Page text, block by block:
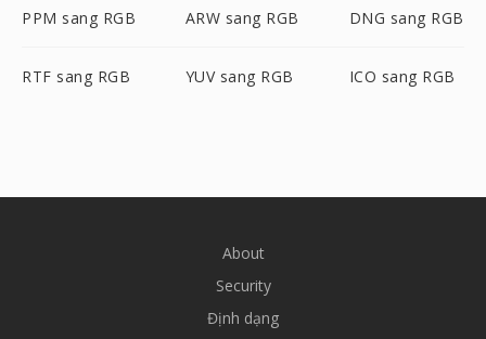
PPM sang RGB ARW sang RGB DNG sang RGB
RTF sang RGB YUV sang RGB ICO sang RGB
About
Security
Định dạng